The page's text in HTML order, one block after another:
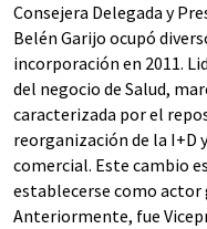
Consejera Delegada y
Belén Garijo ocupó
incorporación en 2011.
del negocio de Salud,
caracterizada por el
reorganización de la I+D
comercial. Este cambio
establecerse como
Anteriormente, fue